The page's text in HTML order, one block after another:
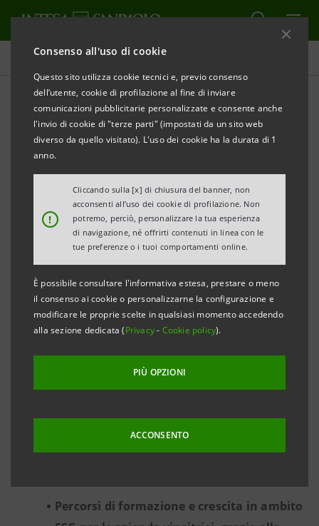
Consenso all'uso di cookie
Questo sito utilizza cookie tecnici e, previo consenso
dell’utente, cookie di profilazione al fine di inviare
comunicazioni pubblicitarie personalizzate e consente anche
l'invio di cookie di "terze parti" (impostati da un sito web
diverso da quello visitato). L'uso dei cookie ha la durata di 1
anno.
!
Cliccando sulla [x] di chiusura del banner, non
acconsenti all’uso dei cookie di profilazione. Non
potremo, perciò, personalizzare la tua esperienza
di navigazione, né offrirti contenuti in linea con le
tue preferenze o i tuoi comportamenti online.
È possibile consultare l'informativa estesa, prestare o meno
il consenso ai cookie o personalizzarne la configurazione e
modificare le proprie scelte in qualsiasi momento accedendo
alla sezione dedicata (Privacy- Cookie policy).
PIÙ OPZIONI
ACCONSENTO
Comunicati stampa
STAMPA AGGIORNA
INTESA SANPAOLO PREMIA LA SVOLTA SOSTENIBILE
DI SETTE AZIENDE DEL TORINESE E DEL VERBANO
CON “CRESCIBUSINESS PROGETTIAMO SOSTENIBILE
IN TOUR"
Iniziativa dedicata all’imprenditoria
artigiana, commerciale e turistica che ha
modello di business
Sette le aziende premiate, nel Torinese e
Emmegi Srl, Sniper Srl(Torino);
(Settimo Torinese);Asit Italia Srl(Riva
(Torino, con sede anche a Novara e hub
di ricerca a Montacchiello, in prov.di Pisa);
Percorsi di formazione e crescita in ambito